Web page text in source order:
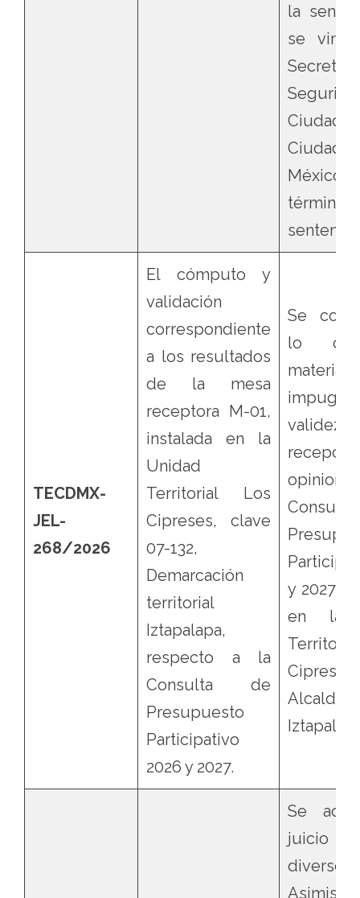
la
se
TECDMX-
JEL-
268/2026
El cómputo y
validación
correspondiente
a los resultados
de la mesa
receptora M-01,
instalada en la
Unidad
Territorial Los
Cipreses, clave
07-132,
Demarcación
territorial
Iztapalapa,
respecto a la
Consulta de
Presupuesto
Participativo
2026 y 2027.
Se
lo
y 2027,
en la
Alcaldía
Se
juicio